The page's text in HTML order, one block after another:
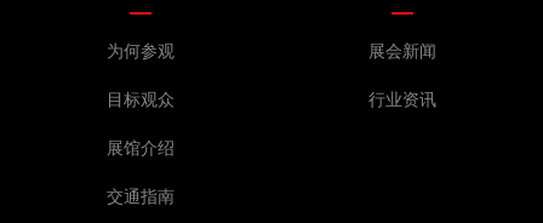
为何参观
目标观众
展馆介绍
交通指南
展会新闻
行业资讯